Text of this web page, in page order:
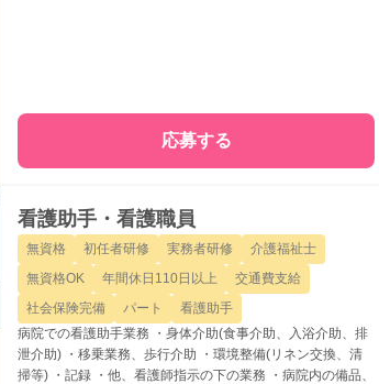
応募する
看護助手・看護職員
無資格 初任者研修 実務者研修
介護福祉士
無資格OK
年間休日110日以上
交通費支給
社会保険完備
パート
看護助手
病院での看護助手業務 ・身体介助(食事介助、入浴介助、排
泄介助) ・移乗業務、歩行介助 ・環境整備(リネン交換、清
掃等) ・記録 ・他、看護師指示の下の業務 ・病院内の備品、